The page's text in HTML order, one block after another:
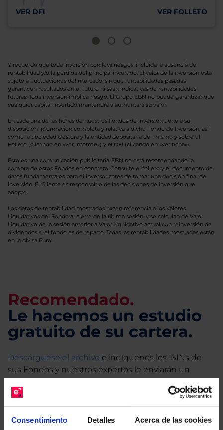
Consentimiento Detalles Acerca de las cookies
VER DFI VER FOLLETO
Y recuerde que toda inversión conlleva riesgos, incluida la ausencia de
rentabilidad y/o la pérdida del principal invertido. El valor de la inversión está
sujeto a fluctuaciones del mercado, sin que rentabilidades pasadas
garanticen resultados en el futuro ni sean indicativas de rentabilidades
futuras. Toda inversión implica riesgo. El Grupo EBN no puede garantizar que
cualquier capital invertido mantendrá o aumentará su valor.
En cada una de las fichas de nuestros Fondos de Inversión tiene a su
disposición información completa y relativa a dicho Fondo de Inversión, así
como la Sociedad Gestora y la entidad depositaria del mismo y sobre el
Folleto (clicando en «ver informe») y el DFI (clicando en «ver ficha»).
Esto es una comunicación publicitaria. EBN no está recomendando la
compra de estos Fondos en concreto. Consulte el folleto y el documento de
datos fundamentales para el inversor antes de tomar una decisión final de
inversión. El Cliente es responsable de las decisiones de inversión que
adopte.
Los datos de rentabilidad mostrados hacen referencia a los Valores
Liquidativos del Fondo al cierre de la última sesión, y se calculan de Valor
Liquidativo de la sesión anterior a Valor Liquidativo actual con reinversión de
dividendos si el fondo es de reparto. Todas las rentabilidades mostradas están
en la divisa Euro.
Recomendado.
Le hacemos un estudio
gratuito de su cartera.
Descárguese el archivo e indíquenos los ISINs de
sus Fondos y nuestros expertos le enviarán un
estudio gratuito de sus alternativas de Clases
Limpias con las que podrá ahorrar en sus costes.